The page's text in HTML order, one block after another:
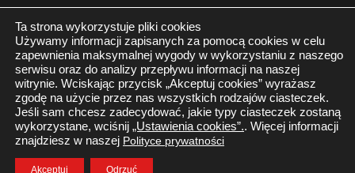
Zaloguj się
© 2022 by podlogidrzwi.eu
Wszystkie prawa zastrzeżone
Polityka prywatności
Realizacja:
Ta strona wykorzystuje pliki cookies
Używamy informacji zapisanych za pomocą cookies w celu
zapewnienia maksymalnej wygody w wykorzystaniu z naszego
serwisu oraz do analizy przepływu informacji na naszej
witrynie. Wciskając przycisk „Akceptuj cookies” wyrażasz
zgodę na użycie przez nas wszystkich rodzajów ciasteczek.
Jeśli sam chcesz zadecydować, jakie typy ciasteczek zostaną
wykorzystane, wciśnij „Ustawienia cookies”.. Więcej informacji
znajdziesz w naszej Polityce prywatności
Akceptuj Odrzuć